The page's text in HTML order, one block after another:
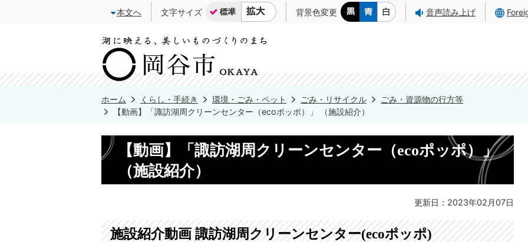
本文へ 文字サイズ 背景色変更 音声読み上げ
ホーム くらし・手続き 環境・ごみ・ペット ごみ・リサイクル
ごみ・資源物の行方等
【動画】「諏訪湖周クリーンセンター（ecoポッポ）」 （施設紹介）
【動画】「諏訪湖周クリーンセンター（ecoポッポ）」
（施設紹介）
更新日：2023年02月07日
施設紹介動画 諏訪湖周クリーンセンター(ecoポッポ)